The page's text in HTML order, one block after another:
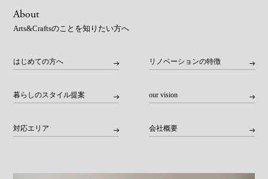
About
Arts&Craftsのことを知りたい方へ
はじめての方へ リノベーションの特徴
暮らしのスタイル提案 our vision
対応エリア 会社概要